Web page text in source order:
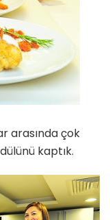
arasında çok
kaptık.